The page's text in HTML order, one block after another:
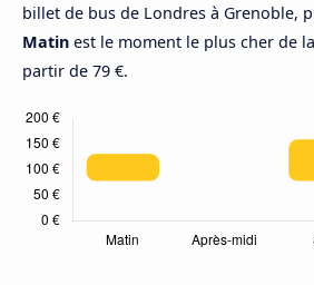
billet de bus de Londres à Grenoble,
Matin est le moment le plus cher de
partir de 79 €.